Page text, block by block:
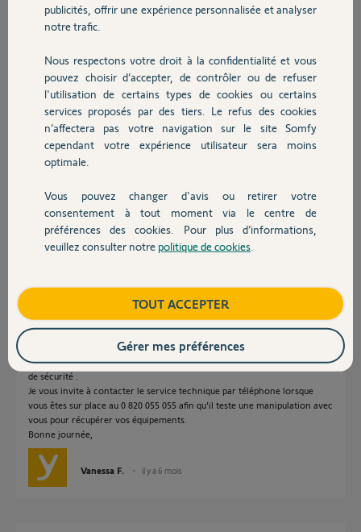
Domotique
Chauffage
Autres produits
Devis avec un pro
Contact
J'ai aujourd'hui branché ma tahoma en ethernet j'ai déplacé celle-ci.
A la reconnexion elle m'indique qu'elle a perdu la connexion avec un
Je supprime donc ce dernier et tente de reconnecter mais depuis elle
ne le détecte plus.
Il fonctionne toujours avec la télécommande velux.
Avez vous une idée ?
Merci d'avance pour votre aide,
Julien P.
il y a 6 mois
Réponses
Bonjour Julien,
En effet lorsque vous supprimez un volet Io, il est impossible de l’appairer
de nouveau sans effectuer une remise à zéro du moteur car il a une clé
de sécurité .
Je vous invite à contacter le service technique par téléphone lorsque
vous êtes sur place au 0 820 055 055 afin qu'il teste une manipulation avec
vous pour récupérer vos équipements.
Bonne journée,
Vanessa F. il y a 6 mois
publicités, offrir une expérience personnalisée et analyser
notre trafic.
Nous respectons votre droit à la confidentialité et vous
pouvez choisir d’accepter, de contrôler ou de refuser
l'utilisation de certains types de cookies ou certains
services proposés par des tiers. Le refus des cookies
n’affectera pas votre navigation sur le site Somfy
cependant votre expérience utilisateur sera moins
optimale.
Vous pouvez changer d'avis ou retirer votre
consentement à tout moment via le centre de
préférences des cookies. Pour plus d’informations,
veuillez consulter notre politique de cookies
TOUT ACCEPTER
Gérer mes préférences